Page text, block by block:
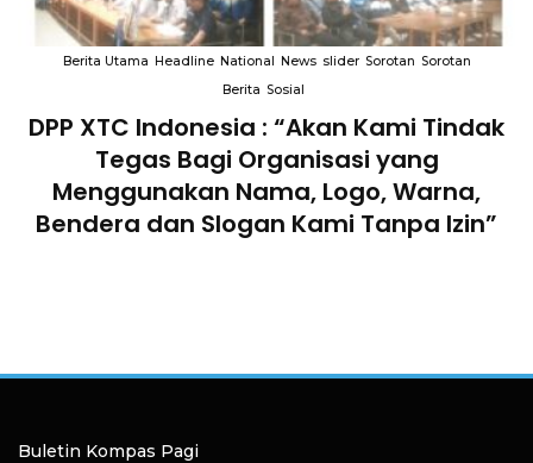
Berita Utama Headline National News slider Sorotan
Sorotan
Berita
Sosial
Terkait “XTC Sexy Road”, Ketua Dewan
Pendiri : “Penggunaan Nama Tersebut
Telah Melanggar Ketentuan
Perundang-undangan”
Buletin Kompas Pagi